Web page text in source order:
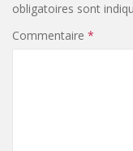
obligatoires sont
Commentaire *